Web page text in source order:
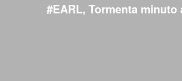
#EARL, Tormenta minuto